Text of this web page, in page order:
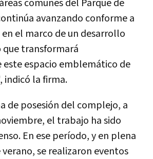
comunes del Parque de
avanzando conforme a
el marco de un desarrollo
transformará
espacio emblemático de
indicó la firma.
de posesión del complejo, a
el trabajo ha sido
En ese período, y en plena
se realizaron eventos